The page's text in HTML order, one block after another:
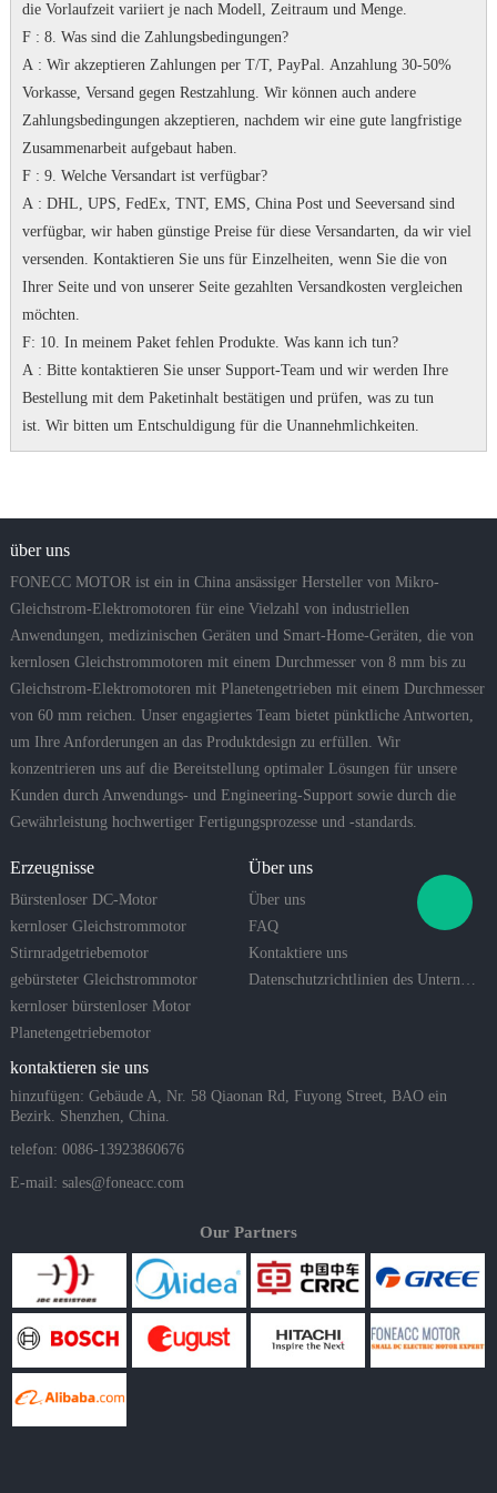
die Vorlaufzeit variiert je nach Modell, Zeitraum und Menge.
F: 8. Was sind die Zahlungsbedingungen?
A: Wir akzeptieren Zahlungen per T/T, PayPal. Anzahlung 30-50%
Vorkasse, Versand gegen Restzahlung. Wir können auch andere
Zahlungsbedingungen akzeptieren, nachdem wir eine gute langfristige
Zusammenarbeit aufgebaut haben.
F: 9. Welche Versandart ist verfügbar?
A: DHL, UPS, FedEx, TNT, EMS, China Post und Seeversand sind
verfügbar, wir haben günstige Preise für diese Versandarten, da wir viel
versenden. Kontaktieren Sie uns für Einzelheiten, wenn Sie die von
Ihrer Seite und von unserer Seite gezahlten Versandkosten vergleichen
möchten.
F: 10. In meinem Paket fehlen Produkte. Was kann ich tun?
A: Bitte kontaktieren Sie unser Support-Team und wir werden Ihre
Bestellung mit dem Paketinhalt bestätigen und prüfen, was zu tun
ist. Wir bitten um Entschuldigung für die Unannehmlichkeiten.
über uns
FONECC MOTOR ist ein in China ansässiger Hersteller von Mikro-
Gleichstrom-Elektromotoren für eine Vielzahl von industriellen
Anwendungen, medizinischen Geräten und Smart-Home-Geräten, die von
kernlosen Gleichstrommotoren mit einem Durchmesser von 8 mm bis zu
Gleichstrom-Elektromotoren mit Planetengetrieben mit einem Durchmesser
von 60 mm reichen. Unser engagiertes Team bietet pünktliche Antworten,
um Ihre Anforderungen an das Produktdesign zu erfüllen. Wir
konzentrieren uns auf die Bereitstellung optimaler Lösungen für unsere
Kunden durch Anwendungs- und Engineering-Support sowie durch die
Gewährleistung hochwertiger Fertigungsprozesse und -standards.
Erzeugnisse
Bürstenloser DC-Motor
kernloser Gleichstrommotor
Stirnradgetriebemotor
gebürsteter Gleichstrommotor
kernloser bürstenloser Motor
Planetengetriebemotor
Über uns
Über uns
FAQ
Kontaktiere uns
Datenschutzrichtlinien des Unternehmens
kontaktieren sie uns
hinzufügen: Gebäude A, Nr. 58 Qiaonan Rd, Fuyong Street, BAO ein
Bezirk. Shenzhen, China.
telefon: 0086-13923860676
E-mail: sales@foneacc.com
Our Partners